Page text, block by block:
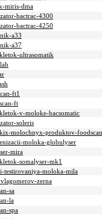
miris-dma
bactrac-4300
bactrac-4250
a33
a37
ultrasomatik
ft1
ft
v-moloke-bacsomatic
soleris
molochnyx-produktov-foodscan
moloka-globulyser
mira
somalyser-mk1
testirovaniya-moloka-mila
zerna
sa
la
spa